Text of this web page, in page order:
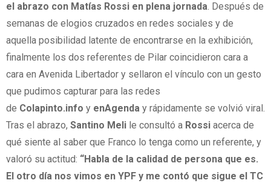
el abrazo con Matías Rossi en plena jornada. Después de
semanas de elogios cruzados en redes sociales y de
aquella posibilidad latente de encontrarse en la exhibición,
finalmente los dos referentes de Pilar coincidieron cara a
cara en Avenida Libertador y sellaron el vínculo con un gesto
que pudimos capturar para las redes
de Colapinto.info y enAgenda y rápidamente se volvió viral.
Tras el abrazo, Santino Meli le consultó a Rossi acerca de
qué siente al saber que Franco lo tenga como un referente, y
valoró su actitud: “Habla de la calidad de persona que es.
El otro día nos vimos en YPF y me contó que sigue el TC